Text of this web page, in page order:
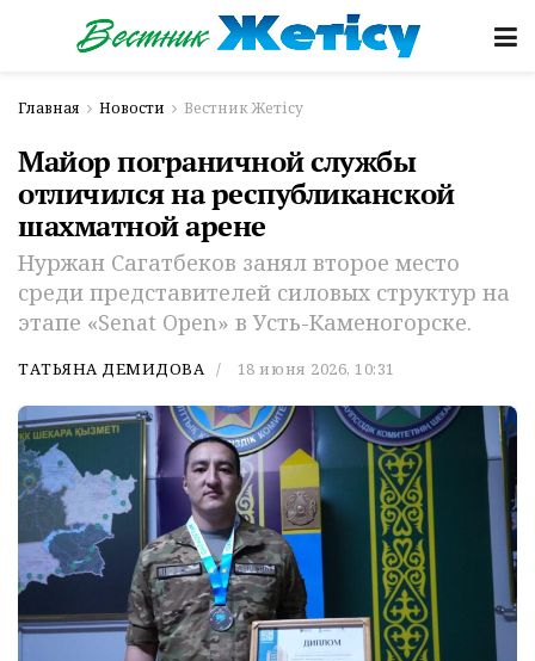
Главная Новости Вестник Жетісу
Майор пограничной службы
отличился на республиканской
шахматной арене
Нуржан Сагатбеков занял второе место
среди представителей силовых структур на
этапе «Senat Open» в Усть-Каменогорске.
ТАТЬЯНА ДЕМИДОВА 18 июня 2026, 10:31